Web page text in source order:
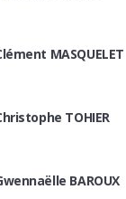
MASQUELET
TOHIER
BAROUX